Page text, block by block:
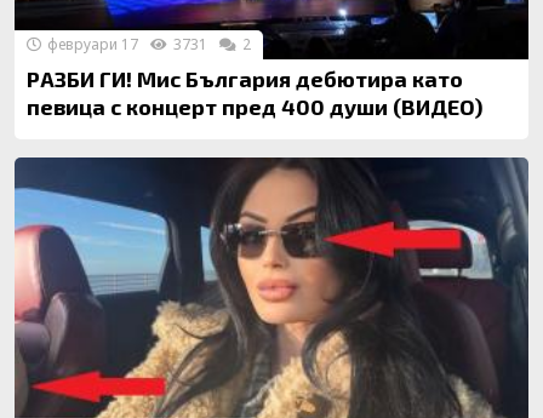
РАЗБИ ГИ! Мис България дебютира като
певица с концерт пред 400 души (ВИДЕО)
февруари 17 3731 2